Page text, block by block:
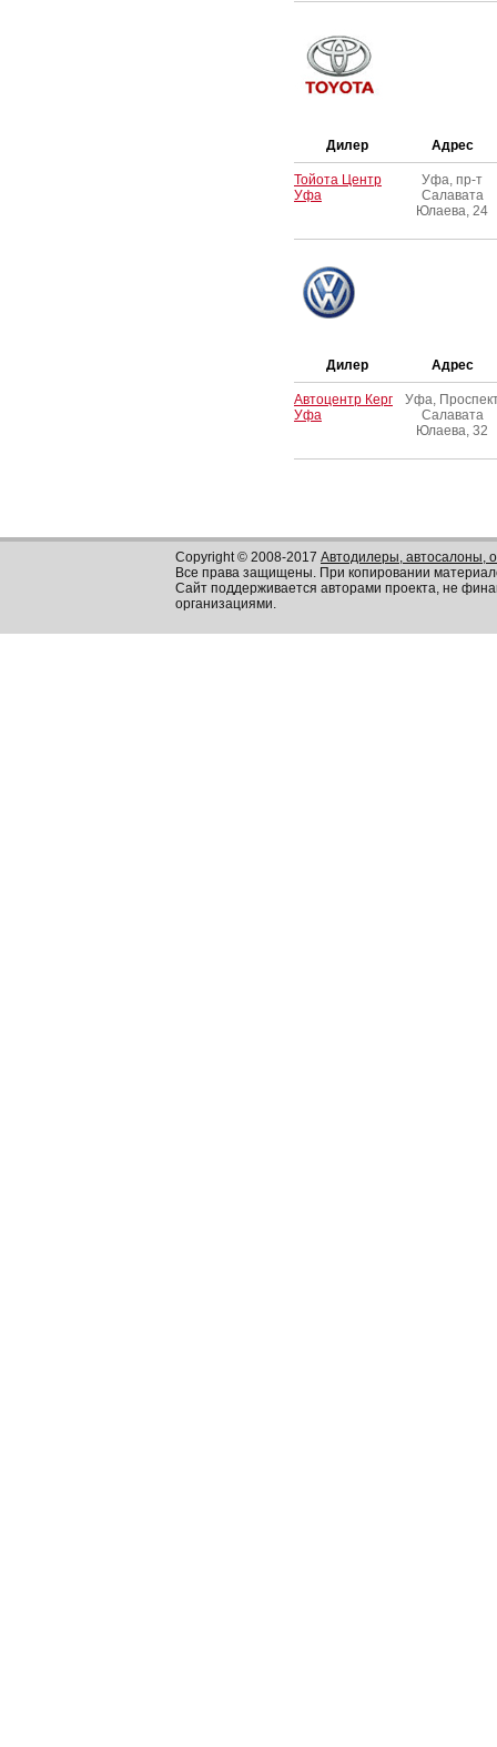
Дилер Адрес
Тойота Центр
Уфа
Уфа, пр-т
Салавата
Юлаева, 24
Дилер Адрес
Автоцентр Керг
Уфа
Уфа,
Салавата
Юлаева, 32
Copyright © 2008-2017 Автодилеры, автосалоны,
Все права защищены. При копировании
Сайт поддерживается авторами проекта, не
организациями.